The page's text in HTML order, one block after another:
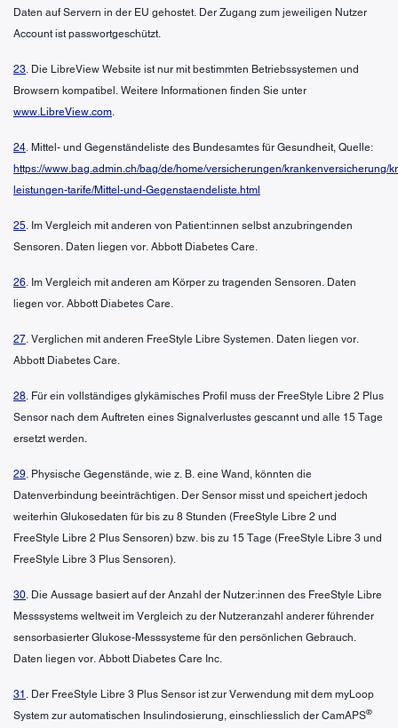
Daten auf Servern in der EU gehostet. Der Zugang zum jeweiligen Nutzer
Account ist passwortgeschützt.
23. Die LibreView Website ist nur mit bestimmten Betriebssystemen und
Browsern kompatibel. Weitere Informationen finden Sie unter
www.LibreView.com.
24. Mittel- und Gegenständeliste des Bundesamtes für Gesundheit, Quelle:
https://www.bag.admin.ch/bag/de/home/versicherungen/krankenversicherung/
leistungen-tarife/Mittel-und-Gegenstaendeliste.html
25. Im Vergleich mit anderen von Patient:innen selbst anzubringenden
Sensoren. Daten liegen vor. Abbott Diabetes Care.
26. Im Vergleich mit anderen am Körper zu tragenden Sensoren. Daten
liegen vor. Abbott Diabetes Care.
27. Verglichen mit anderen FreeStyle Libre Systemen. Daten liegen vor.
Abbott Diabetes Care.
28. Für ein vollständiges glykämisches Profil muss der FreeStyle Libre 2 Plus
Sensor nach dem Auftreten eines Signalverlustes gescannt und alle 15 Tage
ersetzt werden.
29. Physische Gegenstände, wie z. B. eine Wand, könnten die
Datenverbindung beeinträchtigen. Der Sensor misst und speichert jedoch
weiterhin Glukosedaten für bis zu 8 Stunden (FreeStyle Libre 2 und
FreeStyle Libre 2 Plus Sensoren) bzw. bis zu 15 Tage (FreeStyle Libre 3 und
FreeStyle Libre 3 Plus Sensoren).
30. Die Aussage basiert auf der Anzahl der Nutzer:innen des FreeStyle Libre
Messsystems weltweit im Vergleich zu der Nutzeranzahl anderer führender
sensorbasierter Glukose-Messsysteme für den persönlichen Gebrauch.
Daten liegen vor. Abbott Diabetes Care Inc.
31 . Der FreeStyle Libre 3 Plus Sensor ist zur Verwendung mit dem myLoop
System zur automatischen Insulindosierung, einschliesslich der CamAPS®